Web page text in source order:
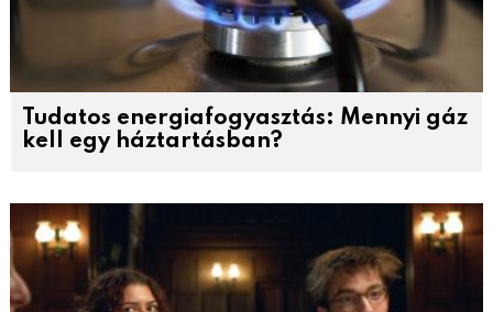
Tudatos energiafogyasztás: Mennyi gáz
kell egy háztartásban?